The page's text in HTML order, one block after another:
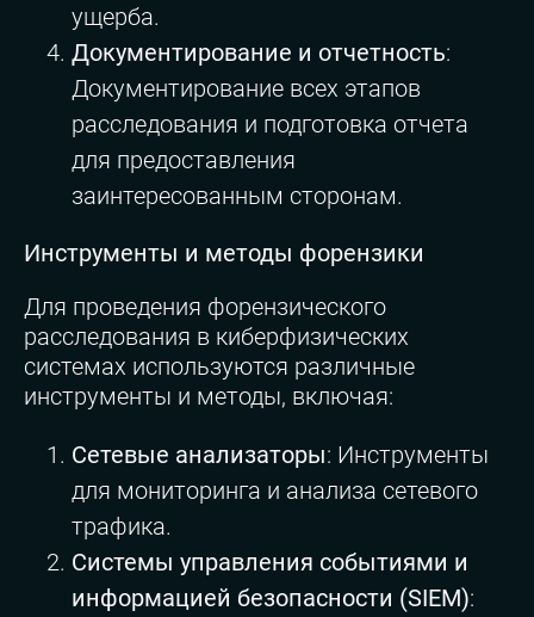
ущерба.
Документирование и отчетность:
Документирование всех этапов
расследования и подготовка отчета
для предоставления
заинтересованным сторонам.
Инструменты и методы форензики
Для проведения форензического
расследования в киберфизических
системах используются различные
инструменты и методы, включая:
Сетевые анализаторы: Инструменты
для мониторинга и анализа сетевого
трафика.
Системы управления событиями и
информацией безопасности (SIEM):